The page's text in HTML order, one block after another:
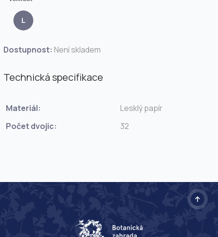
L
Dostupnost: Není skladem
Technická specifikace
Materiál:
Lesklý papír
Počet dvojic:
32